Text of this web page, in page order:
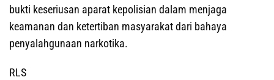
bukti keseriusan aparat kepolisian dalam menjaga
keamanan dan ketertiban masyarakat dari bahaya
penyalahgunaan narkotika.
RLS